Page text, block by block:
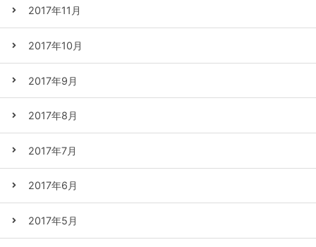
2017年11月
2017年10月
2017年9月
2017年8月
2017年7月
2017年6月
2017年5月